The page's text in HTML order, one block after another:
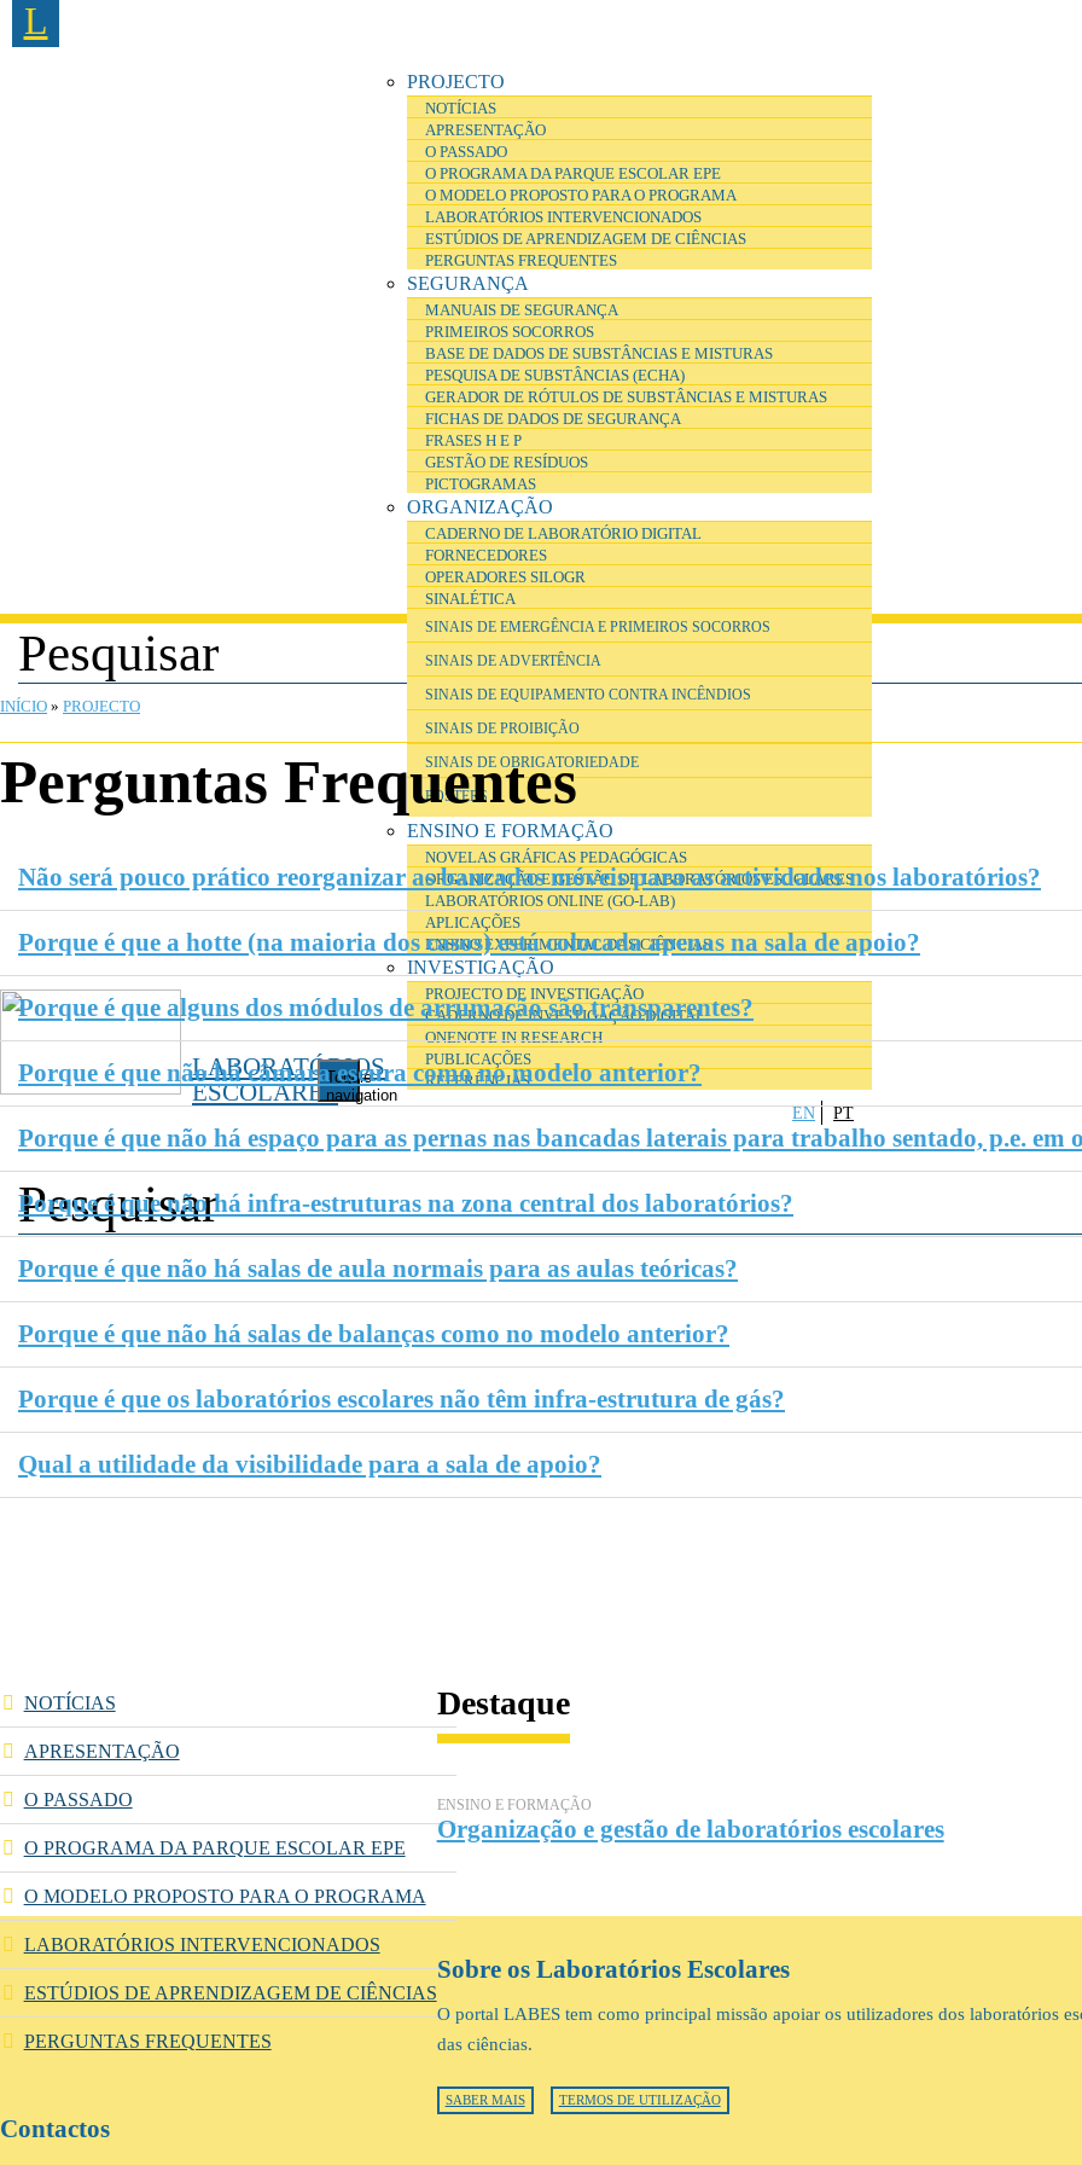
Passar para o conteúdo principal
L
LABORATÓRIOS
ESCOLARES
Toggle
navigation
PROJECTO
NOTÍCIAS
APRESENTAÇÃO
O PASSADO
O PROGRAMA DA PARQUE ESCOLAR EPE
O MODELO PROPOSTO PARA O PROGRAMA
LABORATÓRIOS INTERVENCIONADOS
ESTÚDIOS DE APRENDIZAGEM DE CIÊNCIAS
PERGUNTAS FREQUENTES
SEGURANÇA
MANUAIS DE SEGURANÇA
PRIMEIROS SOCORROS
BASE DE DADOS DE SUBSTÂNCIAS E MISTURAS
PESQUISA DE SUBSTÂNCIAS (ECHA)
GERADOR DE RÓTULOS DE SUBSTÂNCIAS E MISTURAS
FICHAS DE DADOS DE SEGURANÇA
FRASES H E P
GESTÃO DE RESÍDUOS
PICTOGRAMAS
ORGANIZAÇÃO
CADERNO DE LABORATÓRIO DIGITAL
FORNECEDORES
OPERADORES SILOGR
SINALÉTICA
SINAIS DE EMERGÊNCIA E PRIMEIROS SOCORROS
SINAIS DE ADVERTÊNCIA
SINAIS DE EQUIPAMENTO CONTRA INCÊNDIOS
SINAIS DE PROIBIÇÃO
SINAIS DE OBRIGATORIEDADE
POSTERS
ENSINO E FORMAÇÃO
NOVELAS GRÁFICAS PEDAGÓGICAS
ORGANIZAÇÃO E GESTÃO DE LABORATÓRIOS ESCOLARES
LABORATÓRIOS ONLINE (GO-LAB)
APLICAÇÕES
ENSINO EXPERIMENTAL DAS CIÊNCIAS
INVESTIGAÇÃO
PROJECTO DE INVESTIGAÇÃO
CADERNO DE INVESTIGAÇÃO DIGITAL
ONENOTE IN RESEARCH
PUBLICAÇÕES
REFERÊNCIAS
EN PT
ESTÁ AQUI
INÍCIO » PROJECTO
Perguntas Frequentes
Não será pouco prático reorganizar as bancadas móveis para as actividades nos laboratórios?
Porque é que a hotte (na maioria dos casos) está colocada apenas na sala de apoio?
Porque é que alguns dos módulos de arrumação são transparentes?
Porque é que não há câmara escura como no modelo anterior?
Porque é que não há espaço para as pernas nas bancadas laterais para trabalho sentado, p.e. em
Porque é que não há infra-estruturas na zona central dos laboratórios?
Porque é que não há salas de aula normais para as aulas teóricas?
Porque é que não há salas de balanças como no modelo anterior?
Porque é que os laboratórios escolares não têm infra-estrutura de gás?
Qual a utilidade da visibilidade para a sala de apoio?
NOTÍCIAS
APRESENTAÇÃO
O PASSADO
O PROGRAMA DA PARQUE ESCOLAR EPE
O MODELO PROPOSTO PARA O PROGRAMA
LABORATÓRIOS INTERVENCIONADOS
ESTÚDIOS DE APRENDIZAGEM DE CIÊNCIAS
PERGUNTAS FREQUENTES
Destaque
ENSINO E FORMAÇÃO
Organização e gestão de laboratórios escolares
Sobre os Laboratórios Escolares
O portal LABES tem como principal missão apoiar os utilizadores dos laboratórios
das ciências.
SABER MAIS TERMOS DE UTILIZAÇÃO
Contactos